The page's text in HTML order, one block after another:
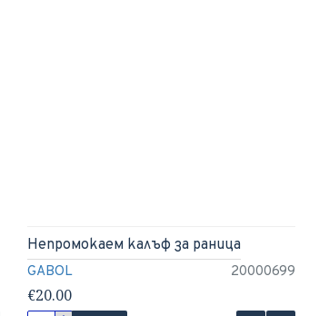
GABOL 20000699
Непромокаем калъф за раница
€20.00